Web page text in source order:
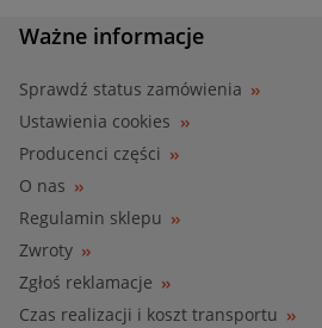
Ważne informacje
Sprawdź status zamówienia
Ustawienia cookies
Producenci części
O nas
Regulamin sklepu
Zwroty
Zgłoś reklamacje
Czas realizacji i koszt transportu